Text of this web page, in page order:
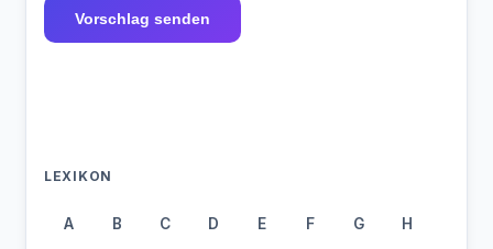
Vorschlag senden
LEXIKON
A B C D E F G H